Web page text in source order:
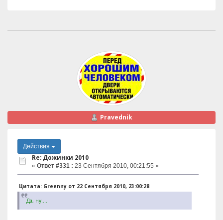
Pravednik
Действия
Re: Дожинки 2010
« Ответ #331 : 23 Сентября 2010, 00:21:55 »
Цитата: Greenny от 22 Сентября 2010, 23:00:28
Да, ну....